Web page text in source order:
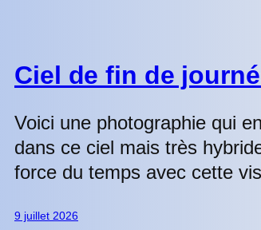
Ciel de fin de
Voici une photographie qui
dans ce ciel mais très
force du temps avec cette
9 juillet 2026